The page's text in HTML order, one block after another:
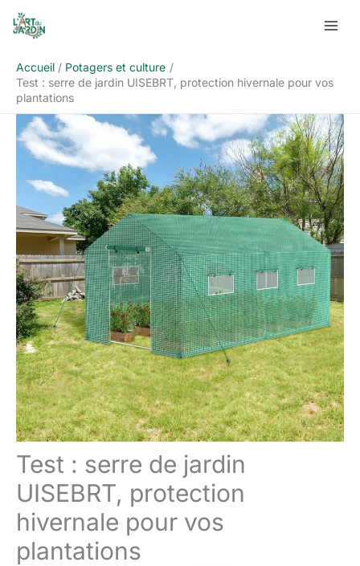
Aller
Accueil
Potagers et culture
Test : serre de jardin UISEBRT, protection hivernale pour vos
plantations
Test : serre de jardin
UISEBRT, protection
hivernale pour vos
plantations
Rechercher